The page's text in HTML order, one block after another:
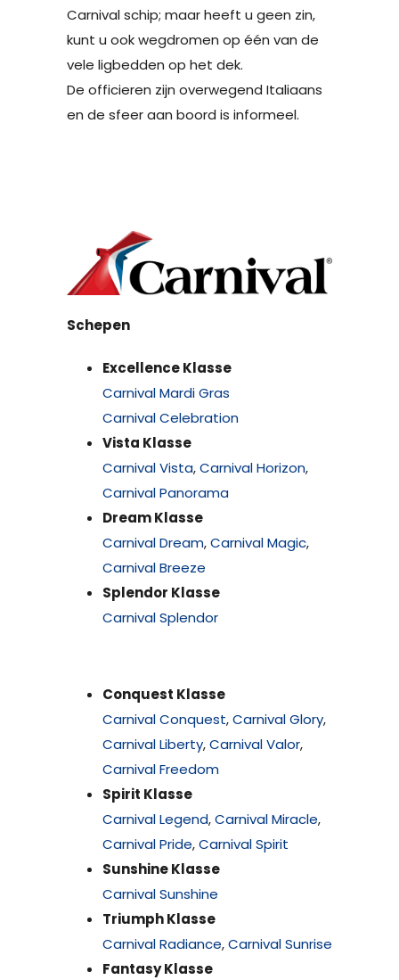
Carnival schip; maar heeft u geen zin,
kunt u ook wegdromen op één van de
vele ligbedden op het dek.
De officieren zijn overwegend Italiaans
en de sfeer aan boord is informeel.
Schepen
Excellence Klasse
Carnival Mardi Gras
Carnival Celebration
Vista Klasse
Carnival Vista,Carnival Horizon,
Carnival Panorama
Dream Klasse
Carnival Dream,Carnival Magic,
Carnival Breeze
Splendor Klasse
Carnival Splendor
Conquest Klasse
Carnival Conquest,Carnival Glory,
Carnival Liberty,Carnival Valor,
Carnival Freedom
Spirit Klasse
Carnival Legend,Carnival Miracle,
Carnival Pride,Carnival Spirit
Sunshine Klasse
Carnival Sunshine
Triumph Klasse
Carnival Radiance,Carnival Sunrise
Fantasy Klasse